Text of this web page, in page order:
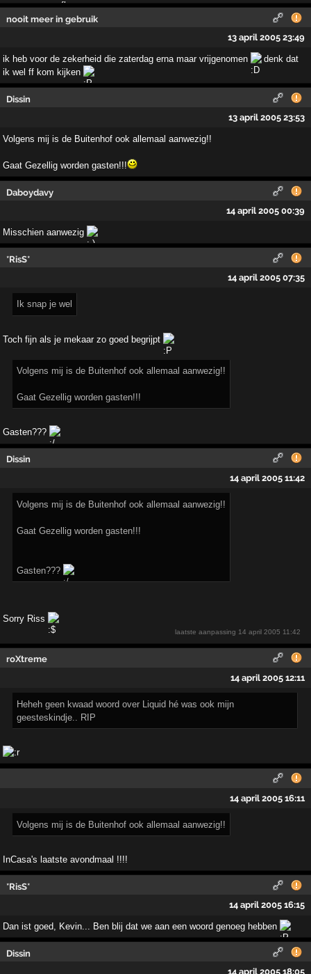
nooit meer in gebruik
13 april 2005 23:49
ik heb voor de zekerheid die zaterdag erna maar vrijgenomen
denk dat
ik wel ff kom kijken
Dissin
13 april 2005 23:53
Volgens mij is de Buitenhof ook allemaal aanwezig!!
Gaat Gezellig worden gasten!!!
Daboydavy
14 april 2005 00:39
Misschien aanwezig
*RisS*
14 april 2005 07:35
Ik snap je wel
Toch fijn als je mekaar zo goed begrijpt
Volgens mij is de Buitenhof ook allemaal aanwezig!!
Gaat Gezellig worden gasten!!!
Gasten???
Dissin
14 april 2005 11:42
Volgens mij is de Buitenhof ook allemaal aanwezig!!
Gaat Gezellig worden gasten!!!
Gasten???
Sorry Riss
laatste aanpassing 14 april 2005 11:42
roXtreme
14 april 2005 12:11
Heheh geen kwaad woord over Liquid hé was ook mijn
geesteskindje.. RIP
14 april 2005 16:11
Volgens mij is de Buitenhof ook allemaal aanwezig!!
InCasa's laatste avondmaal !!!!
*RisS*
14 april 2005 16:15
Dan ist goed, Kevin... Ben blij dat we aan een woord genoeg hebben
Dissin
14 april 2005 18:05